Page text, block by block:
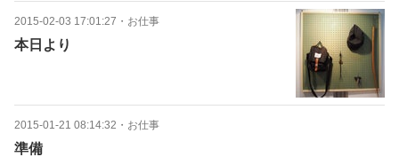
2015-02-03 17:01:27 ・ お仕事
本日より
2015-01-21 08:14:32 ・ お仕事
準備